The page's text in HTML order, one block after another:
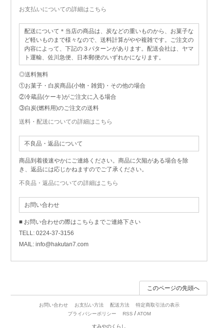
お支払いについての詳細はこちら
配送について＊当店の商品は、炭などの重いものから、お菓子な
ど軽いものまで様々なので、送料計算がやや複雑です。ご注文の
内容によって、下記の３パターンがあります。配送会社は、ヤマ
ト運輸、佐川急便、日本郵便のいずれかになります。
◎送料無料
①お菓子・白炭商品(小物・雑貨)・その他の場合
②冷蔵品(ケーキ)がご注文に入る場合
③白炭(燃料用)のご注文の送料
送料・配送についての詳細はこちら
不良品・返品について
商品到着後速やかにご連絡ください。商品に欠陥がある場合を除
き、返品には応じかねますのでご了承ください。
不良品・返品についての詳細はこちら
お問い合わせ
■ お問い合わせの際はこちらまでご連絡下さい
TELL: 0224-37-3156
MAIL: info@hakutan7.com
このページの先頭へ
お問い合わせ お支払い方法 配送方法
特定商取引法の表示
プライバシーポリシー
RSS /ATOM
すみやのくらし